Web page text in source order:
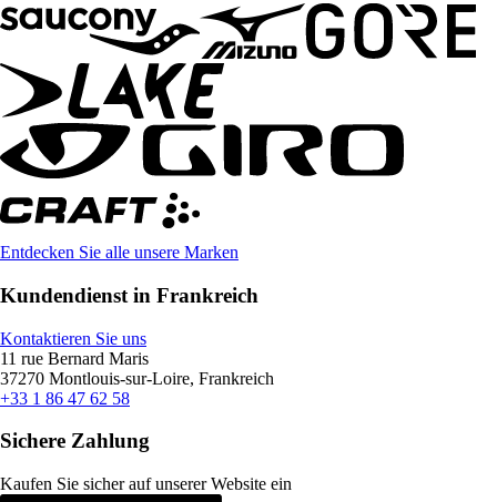
Entdecken Sie alle unsere Marken
Kundendienst in Frankreich
Kontaktieren Sie uns
11 rue Bernard Maris
37270 Montlouis-sur-Loire, Frankreich
+33 1 86 47 62 58
Sichere Zahlung
Kaufen Sie sicher auf unserer Website ein